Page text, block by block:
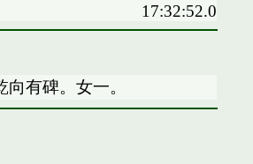
17:32:52.0
有碑。女一。